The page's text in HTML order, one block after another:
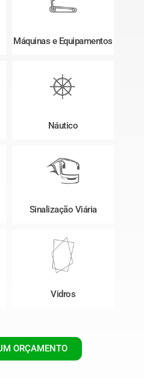
Máquinas e Equipamentos
Náutico
Sinalização Viária
Vidros
ORÇAMENTO